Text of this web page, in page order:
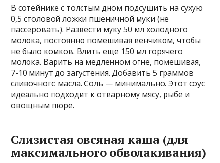
В сотейнике с толстым дном подсушить на сухую
0,5 столовой ложки пшеничной муки (не
пассеровать). Развести муку 50 мл холодного
молока, постоянно помешивая венчиком, чтобы
не было комков. Влить еще 150 мл горячего
молока. Варить на медленном огне, помешивая,
7-10 минут до загустения. Добавить 5 граммов
сливочного масла. Соль — минимально. Этот соус
идеально подходит к отварному мясу, рыбе и
овощным пюре.
Слизистая овсяная каша (для
максимального обволакивания)